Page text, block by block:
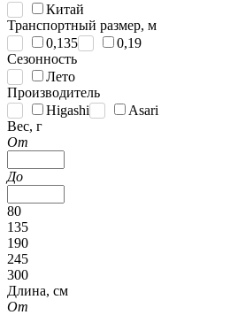
Китай
Транспортный размер, м
0,135
0,19
Сезонность
Лето
Производитель
Higashi
Asari
Вес, г
От
До
80
135
190
245
300
Длина, см
От